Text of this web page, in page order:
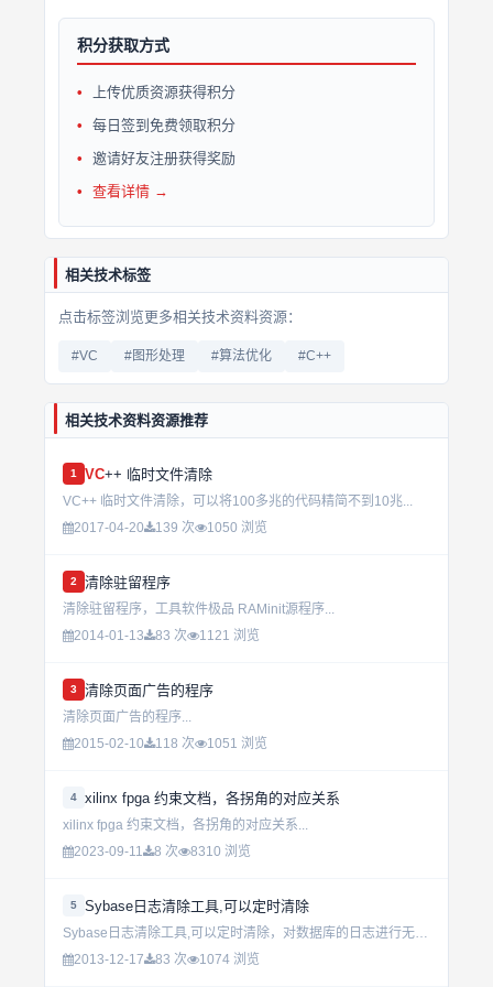
积分获取方式
上传优质资源获得积分
每日签到免费领取积分
邀请好友注册获得奖励
查看详情 →
相关技术标签
点击标签浏览更多相关技术资料资源：
#VC #图形处理 #算法优化 #C++
相关技术资料资源推荐
1 VC++ 临时文件清除
VC++ 临时文件清除，可以将100多兆的代码精简不到10兆...
2017-04-20
139 次 1050 浏览
2 清除驻留程序
清除驻留程序，工具软件极品 RAMinit源程序...
2014-01-13
83 次 1121 浏览
3 清除页面广告的程序
清除页面广告的程序...
2015-02-10
118 次 1051 浏览
4 xilinx fpga 约束文档，各拐角的对应关系
xilinx fpga 约束文档，各拐角的对应关系...
2023-09-11
8 次 8310 浏览
5 Sybase日志清除工具,可以定时清除
Sybase日志清除工具,可以定时清除，对数据库的日志进行无人值守自动清除。...
2013-12-17
83 次 1074 浏览